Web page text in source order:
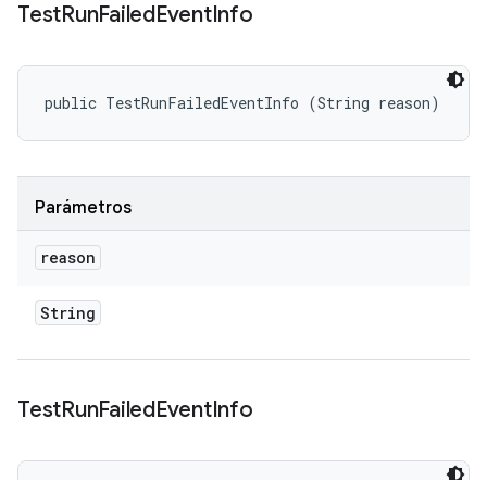
TestRunFailedEventInfo
public TestRunFailedEventInfo (String reason)
Parámetros
reason
String
TestRunFailedEventInfo